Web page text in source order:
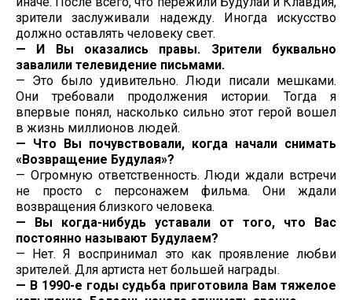
зрители заслуживали надежду. Иногда искусство
должно оставлять человеку свет.
— И Вы оказались правы. Зрители буквально
завалили телевидение письмами.
— Это было удивительно. Люди писали мешками.
Они требовали продолжения истории. Тогда я
впервые понял, насколько сильно этот герой вошел
в жизнь миллионов людей.
— Что Вы почувствовали, когда начали снимать
«Возвращение Будулая»?
— Огромную ответственность. Люди ждали встречи
не просто с персонажем фильма. Они ждали
возвращения близкого человека.
— Вы когда-нибудь уставали от того, что Вас
постоянно называют Будулаем?
— Нет. Я воспринимал это как проявление любви
зрителей. Для артиста нет большей награды.
— В 1990-е годы судьба приготовила Вам тяжелое